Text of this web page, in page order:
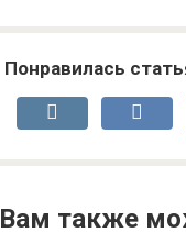
Понравилась
Вам также